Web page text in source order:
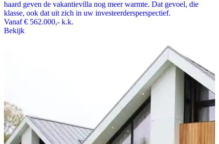
haard geven de vakantievilla nog meer warmte. Dat gevoel, die
klasse, ook dat uit zich in uw investeerdersperspectief.
Vanaf € 562.000,- k.k.
Bekijk